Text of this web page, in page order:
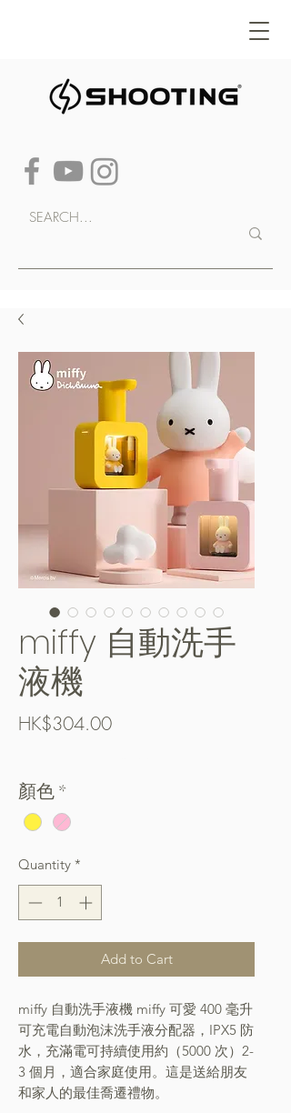
miffy 自動洗手
液機
HK$304.00Price
顏色 *
Quantity *
Add to Cart
miffy 自動洗手液機 miffy 可愛 400 毫升
可充電自動泡沫洗手液分配器，IPX5 防
水，充滿電可持續使用約（5000 次）2-
3 個月，適合家庭使用。這是送給朋友
和家人的最佳喬遷禮物。